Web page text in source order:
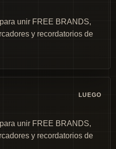
unir FREE BRANDS,
y recordatorios de
LUEGO
unir FREE BRANDS,
y recordatorios de